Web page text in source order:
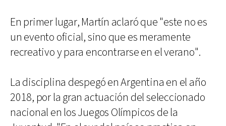
En primer lugar, Martín aclaró que "este no es
un evento oficial, sino que es meramente
recreativo y para encontrarse en el verano".
La disciplina despegó en Argentina en el año
2018, por la gran actuación del seleccionado
nacional en los Juegos Olímpicos de la